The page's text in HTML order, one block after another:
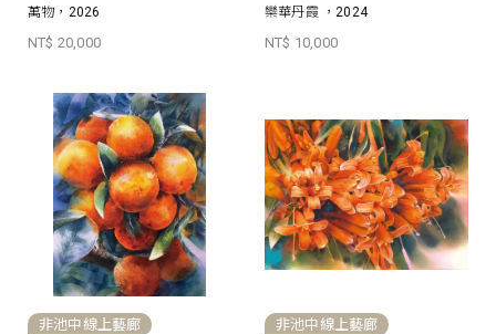
萬物，2026
NT$ 20,000
欒華丹霞 ，2024
NT$ 10,000
非池中線上藝廊 非池中線上藝廊